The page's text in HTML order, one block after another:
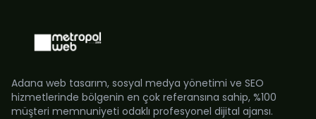
Adana web tasarım, sosyal medya yönetimi ve SEO
hizmetlerinde bölgenin en çok referansına sahip, %100
müşteri memnuniyeti odaklı profesyonel dijital ajansı.